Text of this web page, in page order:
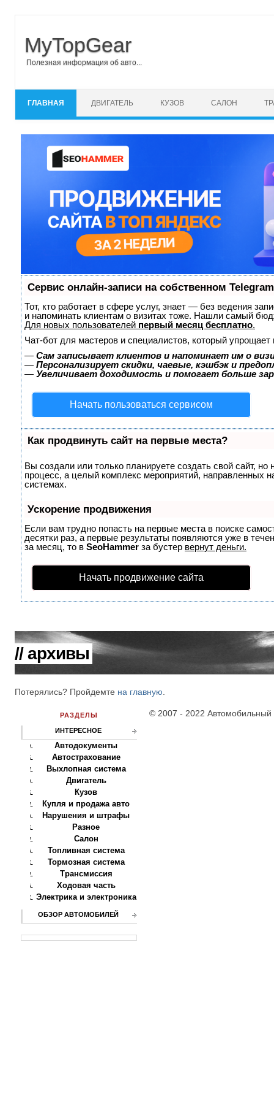
MyTopGear
Полезная информация об авто...
ГЛАВНАЯ ДВИГАТЕЛЬ КУЗОВ САЛОН
Сервис онлайн-записи на собственном
Тот, кто работает в сфере услуг, знает — без ведения
и напоминать клиентам о визитах тоже. Нашли самый
Для новых пользователей первый месяц бесплатно.
Чат-бот для мастеров и специалистов, который упрощает
— Сам записывает клиентов и напоминает им о
— Персонализирует скидки, чаевые, кэшбэк и
— Увеличивает доходимость и помогает больше
Начать пользоваться сервисом
Как продвинуть сайт на первые места?
Вы создали или только планируете создать свой сайт, но
процесс, а целый комплекс мероприятий, направленных
системах.
Ускорение продвижения
Если вам трудно попасть на первые места в поиске
десятки раз, а первые результаты появляются уже в
за месяц, то в SeoHammer за бустер вернут деньги.
Начать продвижение сайта
// архивы
Потерялись? Пройдемте на главную
РАЗДЕЛЫ
ИНТЕРЕСНОЕ
Автодокументы
Автострахование
Выхлопная система
Двигатель
Кузов
Купля и продажа авто
Нарушения и штрафы
Разное
Салон
Топливная система
Тормозная система
Трансмиссия
Ходовая часть
Электрика и электроника
ОБЗОР АВТОМОБИЛЕЙ
© 2007 - 2022 Автомобильный